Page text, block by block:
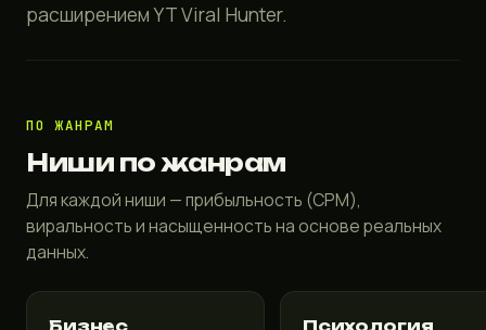
расширением YT Viral Hunter.
ПО ЖАНРАМ
Ниши по жанрам
Для каждой ниши — прибыльность (CPM),
виральность и насыщенность на основе реальных
данных.